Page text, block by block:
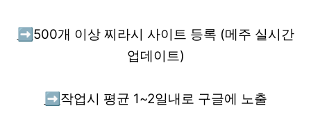
➡️ 500개 이상 찌라시 사이트 등록 (메주 실시간
업데이트)
➡️ 작업시 평균 1~2일내로 구글에 노출